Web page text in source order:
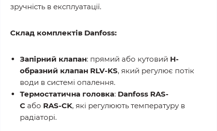
зручність в експлуатації.
Склад комплектів Danfoss:
Запірний клапан: прямий або кутовий H-
образний клапан RLV-KS, який регулює потік
води в системі опалення.
Термостатична головка: Danfoss RAS-
C або RAS-CK, які регулюють температуру в
радіаторі.